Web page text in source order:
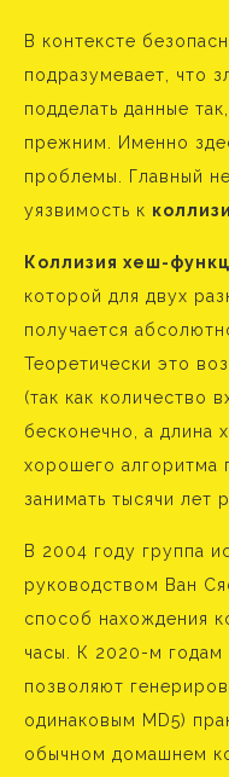
В контексте
подразумевает, что
подделать данные
прежним. Именно
проблемы. Главный
уязвимость к
Коллизия хеш-
которой для двух
получается
Теоретически это
(так как количество
бесконечно, а длина
хорошего алгоритма
занимать тысячи лет
В 2004 году группа
руководством Ван
способ нахождения
часы. К 2020-м годам
позволяют
одинаковым MD5)
обычном домашнем